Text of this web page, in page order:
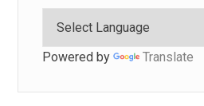
Powered by Translate